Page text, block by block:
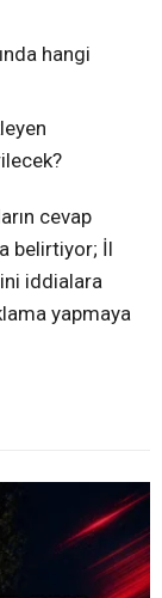
hangi
cevap
belirtiyor; İl
iddialara
yapmaya